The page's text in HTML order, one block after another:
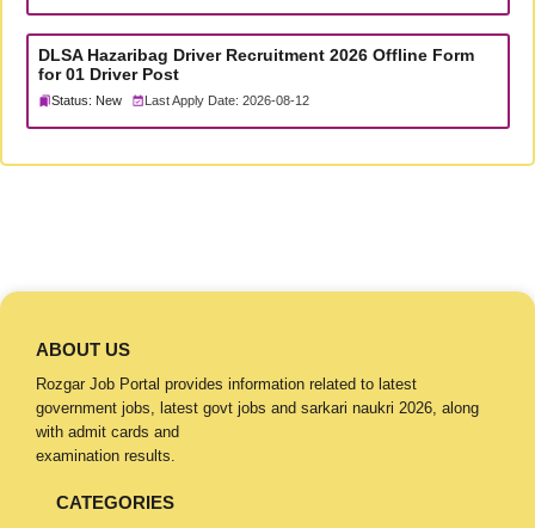
DLSA Hazaribag Driver Recruitment 2026 Offline Form
for 01 Driver Post
Status: New Last Apply Date: 2026-08-12
ABOUT US
Rozgar Job Portal provides information related to latest
government jobs, latest govt jobs and sarkari naukri 2026, along
with admit cards and
examination results.
CATEGORIES